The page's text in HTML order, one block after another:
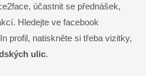
účastnit se přednášek,
Hledejte ve facebook
profil, natiskněte si třeba vizitky,
ulic.